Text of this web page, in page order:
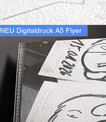
NEU Digitaldruck A5 Flyer